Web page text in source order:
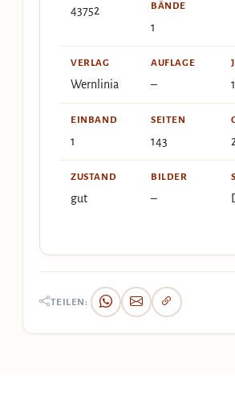
43752
BÄNDE
1
VERLAG
Wernlinia
AUFLAGE
–
EINBAND
1
SEITEN
143
ZUSTAND
gut
BILDER
–
TEILEN: